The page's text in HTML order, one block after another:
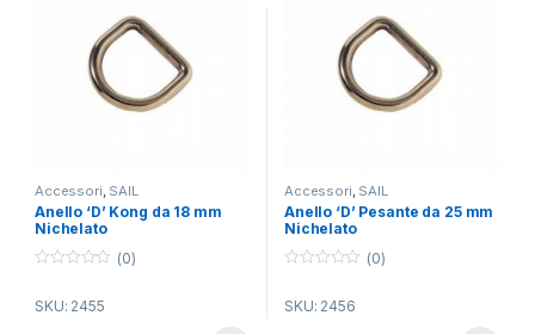
Accessori SAIL
Anello ‘D’ Kong da 18 mm
Nichelato
u
(0)
SKU: 2455
Accessori SAIL
Anello ‘D’ Pesante da 25 mm
Nichelato
u
(0)
SKU: 2456